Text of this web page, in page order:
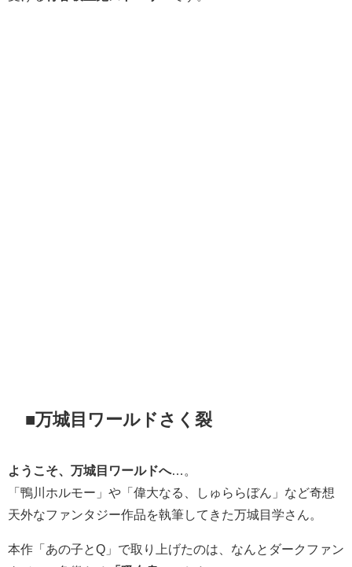
■万城目ワールドさく裂
ようこそ、万城目ワールドへ…。
「鴨川ホルモー」や「偉大なる、しゅららぼん」など奇想
天外なファンタジー作品を執筆してきた万城目学さん。
本作「あの子とQ」で取り上げたのは、なんとダークファン